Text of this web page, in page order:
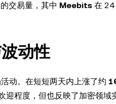
交易量，其中 Meebits 在 24
动性
动。在短短两天内上涨了约
迎程度，但也反映了加密领域